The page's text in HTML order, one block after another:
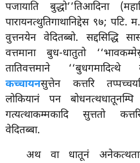
पजायाति बुद्धो’’तिआदिना
पारायनत्थुतिगाथानिद्देस ९७; पटि.
वुत्तनयेन वेदितब्बो. सद्दसिद्धि
वत्तमाना बुध-धातुतो
तातिवत्तमाने ‘‘बुधगमादित्थे
कच्चायनसुत्तेन कत्तरि
लोकियानं पन बोधनत्थधातूनम्पि
गत्यत्थाकम्मकादिसुत्ततो
वेदितब्बा.
अथ वा धातूनं